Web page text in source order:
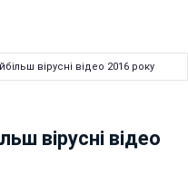
вірусні відео 2016 року
вірусні відео